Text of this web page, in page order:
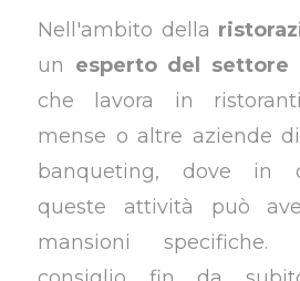
Nell'ambito della
un esperto del settore
che lavora in
mense o altre aziende
banqueting, dove in
queste attività può
mansioni